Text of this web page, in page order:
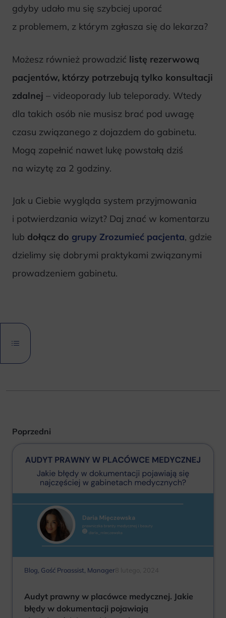
gdyby udało mu się szybciej uporać
z problemem, z którym zgłasza się do lekarza?
Możesz również prowadzić listę rezerwową
pacjentów, którzy potrzebują tylko konsultacji
zdalnej – videoporady lub teleporady. Wtedy
dla takich osób nie musisz brać pod uwagę
czasu związanego z dojazdem do gabinetu.
Mogą zapełnić nawet lukę powstałą dziś
na wizytę za 2 godziny.
Jak u Ciebie wygląda system przyjmowania
i potwierdzania wizyt? Daj znać w komentarzu
lub dołącz do grupy Zrozumieć pacjenta, gdzie
dzielimy się dobrymi praktykami związanymi
prowadzeniem gabinetu.
Poprzedni
Blog Gość Proassist Manager 8 lutego, 2024
Audyt prawny w placówce medycznej. Jakie
błędy w dokumentacji pojawiają